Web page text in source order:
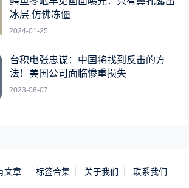
冰层 仿佛冻僵
2024-01-25
台积电张忠谋：中国将找到反击的方
法！美国公司面临惨重损失
2023-08-07
文章 标签合集 关于我们 联系我们